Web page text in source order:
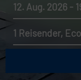
12. Aug. 2026 -
1 Reisender,